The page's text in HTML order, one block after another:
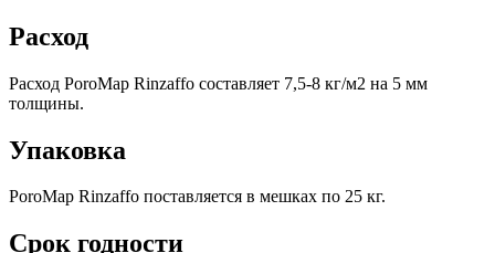
Расход
Расход PoroMap Rinzaffo составляет 7,5-8 кг/м2 на 5 мм
толщины.
Упаковка
PoroMap Rinzaffo поставляется в мешках по 25 кг.
Срок годности